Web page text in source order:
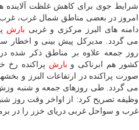
شرایط جوی برای كاهش غلظت آلاینده
امروز در بعضی مناطق شمال غرب،
دامنه های البرز مركزی و غربی بارش
می گردد. مدیركل پیش بینی و اخطار
روز جمعه علاوه بر مناطق ذكر
كشور هم ابرناكی و بارش پراكنده رخ
صورت پراكنده در ارتفاعات البرز و
می گردد. طی روزهای جمعه و شنبه
وظیفه تصریح كرد: از اواخر وقت روز
غرب و سواحل غربی دریای خزر را در